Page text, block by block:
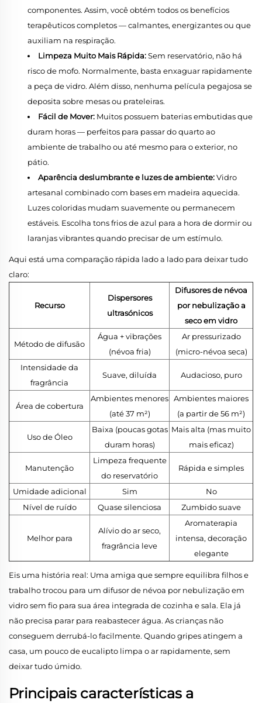
componentes. Assim, você obtém todos os benefícios
terapêuticos completos — calmantes, energizantes ou que
auxiliam na respiração.
Limpeza Muito Mais Rápida:Sem reservatório, não há
risco de mofo. Normalmente, basta enxaguar rapidamente
a peça de vidro. Além disso, nenhuma película pegajosa se
deposita sobre mesas ou prateleiras.
Fácil de Mover: Muitos possuem baterias embutidas que
duram horas — perfeitos para passar do quarto ao
ambiente de trabalho ou até mesmo para o exterior, no
pátio.
Aparência deslumbrante e luzes de ambiente:Vidro
artesanal combinado com bases em madeira aquecida.
Luzes coloridas mudam suavemente ou permanecem
estáveis. Escolha tons frios de azul para a hora de dormir ou
laranjas vibrantes quando precisar de um estímulo.
Aqui está uma comparação rápida lado a lado para deixar tudo
claro:
Recurso
Dispersores
ultrasónicos
Difusores de névoa
por nebulização a
seco em vidro
Método de difusão
Água + vibrações
(névoa fria)
Ar pressurizado
(micro-névoa seca)
Intensidade da
fragrância
Suave, diluída Audacioso, puro
Área de cobertura
Ambientes menores
(até 37 m²)
Ambientes maiores
(a partir de 56 m²)
Uso de Óleo
Baixa (poucas gotas
duram horas)
Mais alta (mas muito
mais eficaz)
Manutenção
Limpeza frequente
do reservatório
Rápida e simples
Umidade adicional Sim
No
Nível de ruído
Quase silenciosa Zumbido suave
Melhor para
Alívio do ar seco,
fragrância leve
Aromaterapia
intensa, decoração
elegante
Eis uma história real: Uma amiga que sempre equilibra filhos e
trabalho trocou para um difusor de névoa por nebulização em
vidro sem fio para sua área integrada de cozinha e sala. Ela já
não precisa parar para reabastecer água. As crianças não
conseguem derrubá-lo facilmente. Quando gripes atingem a
casa, um pouco de eucalipto limpa o ar rapidamente, sem
deixar tudo úmido.
Principais características a